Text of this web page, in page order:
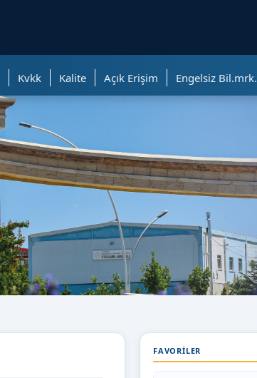
Kvkk Kalite Açık Erişim Engelsiz Bil.mrk.
FAVORILER